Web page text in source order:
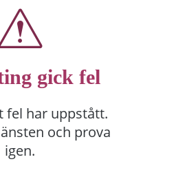
gick fel
fel har uppstått.
och prova
igen.